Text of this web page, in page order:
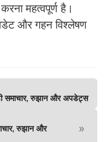
महत्वपूर्ण है।
और गहन विश्लेषण
रुझान और अपडेट्स
रुझान और
»